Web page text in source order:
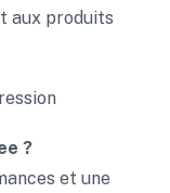
aux produits
?
et une